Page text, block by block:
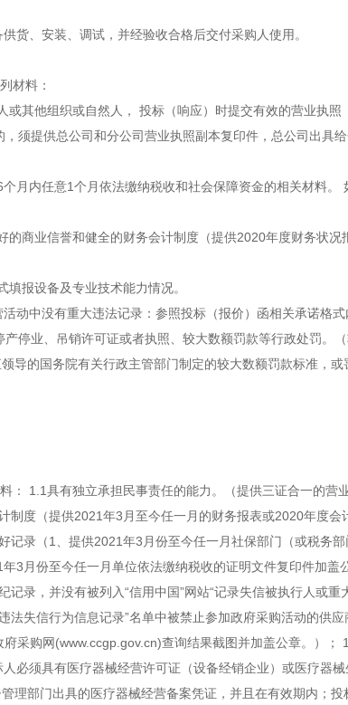
货、安装、调试，并经验收合格后交付采购人使用。
材料：
其他组织或自然人， 投标（响应）时提交有效的营业执照
须提供总公司和分公司营业执照副本复印件，总公司出具
个月内任意1个月依法缴纳税收和社会保障资金的相关材料。
的商业信誉和健全的财务会计制度（提供2020年度财务状况
报设备及专业技术能力情况。
动中没有重大违法记录：参照投标（报价）函相关承诺格式
停业、吊销许可证或者执照、较大数额罚款等行政处罚。
导的国务院有关行政主管部门制定的较大数额罚款标准，或
： 1.1具有独立承担民事责任的能力。（提供三证合一的营
制度（提供2021年3 月至今任一月的财务报表或2020年度会
记录（1 、提供2021年3 月份至今任一月社保部门（或税务
年3 月份至今任一月单位依法缴纳税收的证明文件复印件加盖
录，并没有被列入“信用中国”网站“记录失信被执行人或重
法失信行为信息记录”名单中被禁止参加政府采购活动的供应
府采购网(www.ccgp.gov.cn)查询结果截图并加盖公章。）；
人必须具有医疗器械经营许可证（设备经销企业）或医疗器械
理部门出具的医疗器械经营备案凭证，并且在有效期内；投